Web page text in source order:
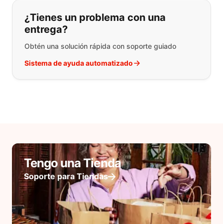
¿Tienes un problema con una
entrega?
Obtén una solución rápida con soporte guiado
Sistema de ayuda automatizado
Tengo una Tienda
Soporte para Tiendas